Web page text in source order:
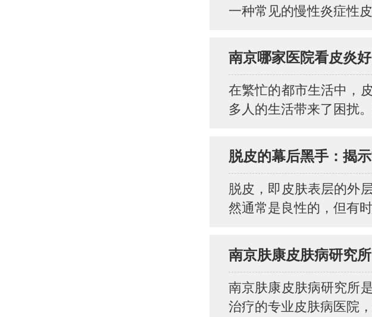
一种常见的慢性炎症性
南京哪家医院看皮炎好
在繁忙的都市生活中，
多人的生活带来了困扰
脱皮的幕后黑手：揭
脱皮，即皮肤表层的外
然通常是良性的，但有
南京肤康皮肤病研究
南京肤康皮肤病研究所
治疗的专业皮肤病医院